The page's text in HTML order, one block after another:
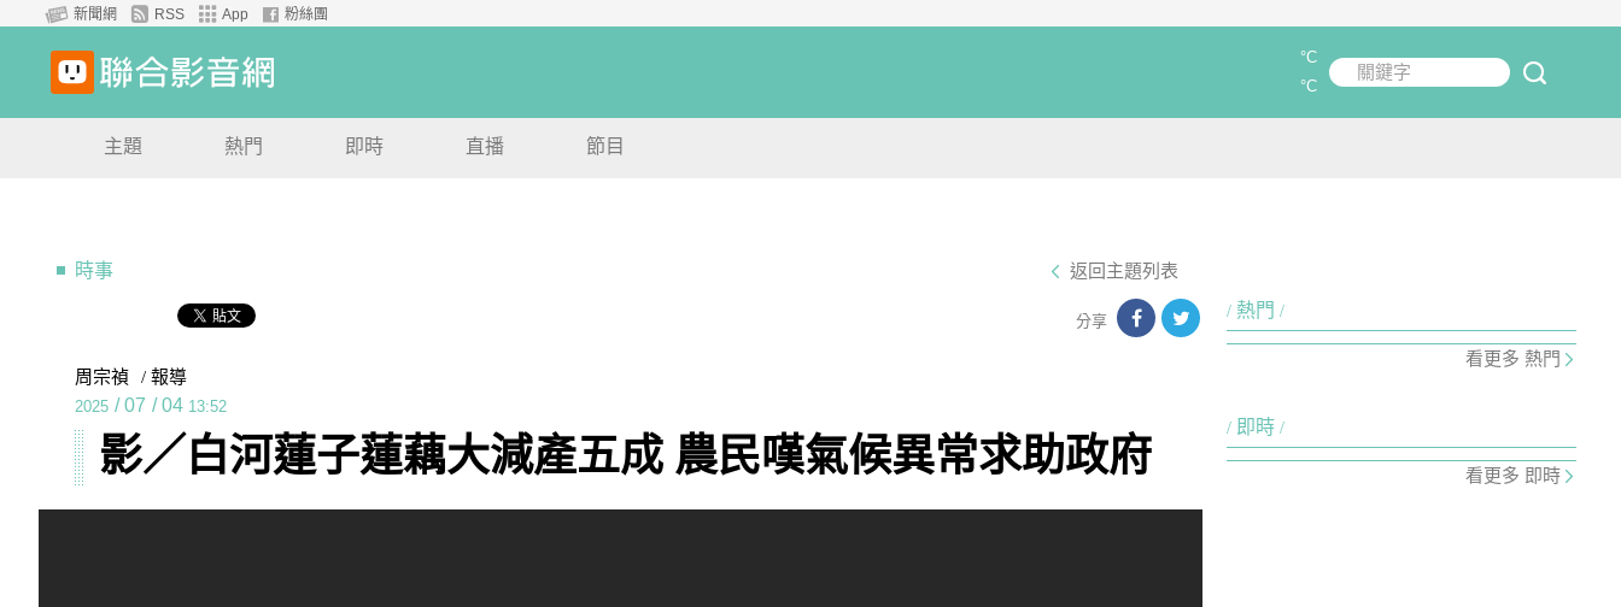
新聞網 RSS App 粉絲團
關鍵字
°C
°C
主題 熱門 即時 直播 節目
時事 返回主題列表
分享
周宗禎 / 報導
2025 / 07 / 04 13:52
影／白河蓮子蓮藕大減產五成 農民嘆氣候異常求助政府
熱門
看更多 熱門
即時
看更多 即時